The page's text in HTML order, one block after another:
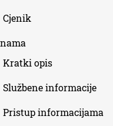
Cjenik
Kratki opis
Službene informacije
Pristup informacijama